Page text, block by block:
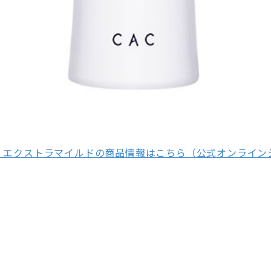
クストラマイルドの商品情報はこちら（公式オンライン